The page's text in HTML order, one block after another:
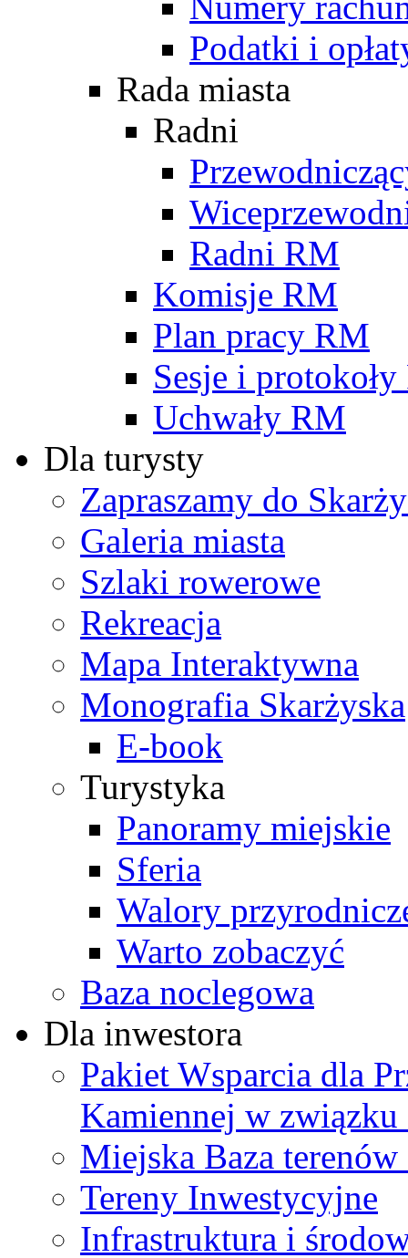
Podatki i
Rada miasta
Radni
Radni RM
Komisje RM
Plan pracy RM
Sesje i
Uchwały RM
Dla turysty
Zapraszamy do
Galeria miasta
Szlaki rowerowe
Rekreacja
Mapa Interaktywna
Monografia Skarżyska
E-book
Turystyka
Panoramy miejskie
Sferia
Walory
Warto zobaczyć
Baza noclegowa
Dla inwestora
Pakiet Wsparcia dla
Kamiennej w
Miejska Baza
Tereny Inwestycyjne
Infrastruktura i